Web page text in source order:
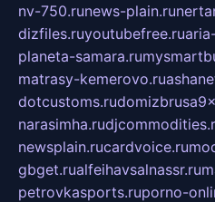
nv-750.runews-plain.ru
dizfiles.ruyoutubefree.ru
planeta-samara.ru
matrasy-kemerovo.ru
dotcustoms.ru
narasimha.ru
newsplain.rucardvoice.ru
gbget.rualfeihavsalnassr.ru
petrovkasports.ruporno-